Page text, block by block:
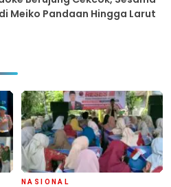
Meiko Pandaan Hingga Larut
NASIONAL